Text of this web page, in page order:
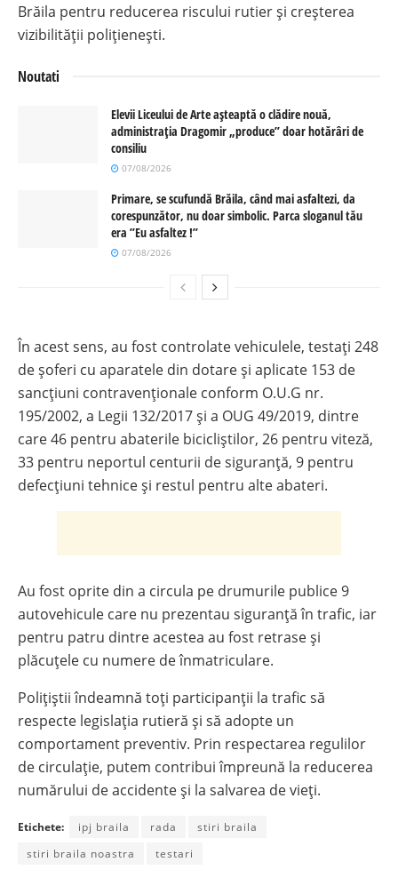
Brăila pentru reducerea riscului rutier și creșterea
vizibilității polițienești.
Noutati
Elevii Liceului de Arte așteaptă o clădire nouă,
administrația Dragomir „produce” doar hotărâri de
consiliu
07/08/2026
Primare, se scufundă Brăila, când mai asfaltezi, da
corespunzător, nu doar simbolic. Parca sloganul tău
era ”Eu asfaltez !”
07/08/2026
În acest sens, au fost controlate vehiculele, testați 248
de șoferi cu aparatele din dotare și aplicate 153 de
sancțiuni contravenționale conform O.U.G nr.
195/2002, a Legii 132/2017 și a OUG 49/2019, dintre
care 46 pentru abaterile bicicliștilor, 26 pentru viteză,
33 pentru neportul centurii de siguranță, 9 pentru
defecțiuni tehnice și restul pentru alte abateri.
Au fost oprite din a circula pe drumurile publice 9
autovehicule care nu prezentau siguranță în trafic, iar
pentru patru dintre acestea au fost retrase și
plăcuțele cu numere de înmatriculare.
Polițiștii îndeamnă toți participanții la trafic să
respecte legislația rutieră și să adopte un
comportament preventiv. Prin respectarea regulilor
de circulație, putem contribui împreună la reducerea
numărului de accidente și la salvarea de vieți.
Etichete: ipj braila rada
stiri braila
stiri braila noastra
testari